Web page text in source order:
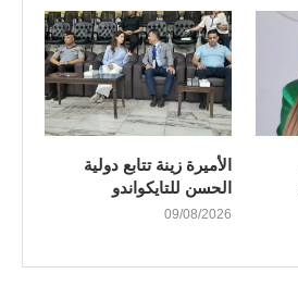
الأميرة زينة تتابع دولية
الحسن للتايكواندو
09/08/2026